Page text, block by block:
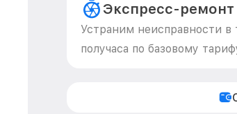
Экспресс-ремонт
Устраним неисправности в
получаса по базовому